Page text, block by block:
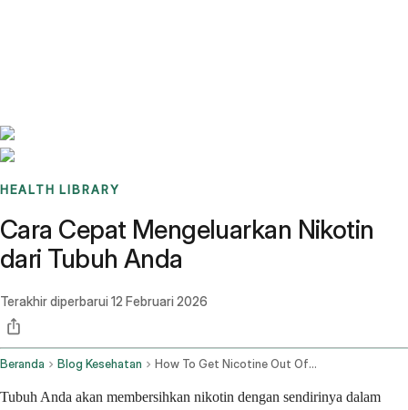
HEALTH LIBRARY
Cara Cepat Mengeluarkan Nikotin
dari Tubuh Anda
Terakhir diperbarui 12 Februari 2026
Beranda Blog Kesehatan How To Get Nicotine Out Of Your System Fast
Tubuh Anda akan membersihkan nikotin dengan sendirinya dalam